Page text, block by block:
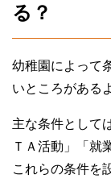
る？
幼稚園によって
いところがある
主な条件として
ＴＡ活動」「就
これらの条件を